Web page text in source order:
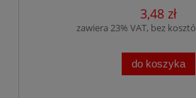
3,48 zł
zawiera 23% VAT, bez
do koszyka